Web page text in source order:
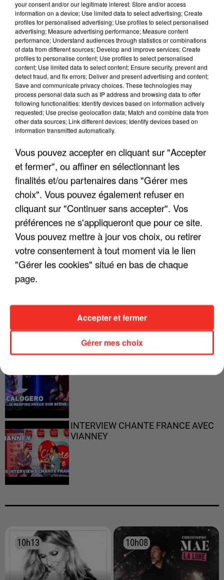
LES INTERVIEWS CHANTE
FRANCE
Voir plus
"JE SUIS À DISPOSITION DES
ENFOIRÉS"
"ON A TOUS LE TRAC"
PARFAITS"
"JE RESPIRE MIEUX SUR SCÈNE" -
INTERVIEW CHANTE FRANCE AVEC
VIANNEY
10h13
10h13 10h08
10h08
your consent and/or our legitimate interest: Store and/or access
information on a device; Use limited data to select advertising; Create
profiles for personalised advertising; Use profiles to select personalised
advertising; Measure advertising performance; Measure content
performance; Understand audiences through statistics or combinations
of data from different sources; Develop and improve services; Create
profiles to personalise content; Use profiles to select personalised
content; Use limited data to select content; Ensure security, prevent and
detect fraud, and fix errors; Deliver and present advertising and content;
Save and communicate privacy choices. These technologies may
process personal data such as IP address and browsing data to offer
following functionalities: Identify devices based on information actively
requested; Use precise geolocation data; Match and combine data from
other data sources; Link different devices; Identify devices based on
information transmitted automatically.
Vous pouvez accepter en cliquant sur "Accepter
et fermer", ou affiner en sélectionnant les
finalités et/ou partenaires dans "Gérer mes
choix". Vous pouvez également refuser en
cliquant sur "Continuer sans accepter". Vos
préférences ne s'appliqueront que pour ce site.
Vous pouvez mettre à jour vos choix, ou retirer
votre consentement à tout moment via le lien
"Gérer les cookies" situé en bas de chaque
page.
Gérer mes choix
Accepter et fermer